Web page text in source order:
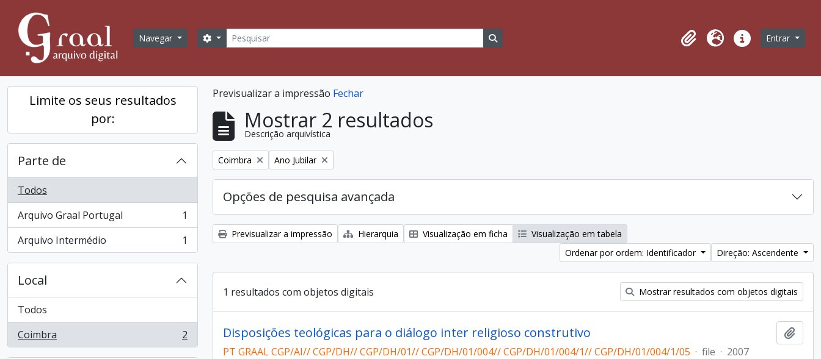
Navegar Pesquisar
Opções de busca Busque na página de navegação Área de transferência
Idioma Ligações rápidas
Entrar
Limite os seus resultados
por:
Parte de
Todos
Arquivo Graal Portugal
, 1 resultados
1
Arquivo Intermédio
, 1 resultados 1
Local
Todos
Coimbra
, 2 resultados 2
Previsualizar a impressão Fechar
Mostrar 2 resultados
Descrição arquivística
Remover filtro:
Coimbra Remover filtro:
Ano Jubilar
Opções de pesquisa avançada
Previsualizar a impressão Hierarquia Visualização em ficha
Visualização em tabela
Ordenar por ordem: Identificador
Direção: Ascendente
1 resultados com objetos digitais Mostrar resultados com objetos digitais
Disposições teológicas para o diálogo inter religioso construtivo
PT GRAAL CGP/AI// CGP/DH// CGP/DH/01// CGP/DH/01/004// CGP/DH/01/004/1// CGP/DH/01/004/1/05 · file · 2007